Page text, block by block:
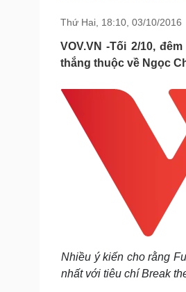
Pháp luật
Vụ án
Tư vấn luật
Sức khỏe
Dinh dưỡng - món ngon
Sản phụ khoa
Làm đẹp - giảm cân
Phòng mạch online
Ăn sạch sống khỏe
Thứ Hai, 18:10, 03/10/2016
VOV.VN -Tối 2/10,
thắng thuộc về Ngọc
Nhiều ý kiến cho rằng
nhất với tiêu chí Break